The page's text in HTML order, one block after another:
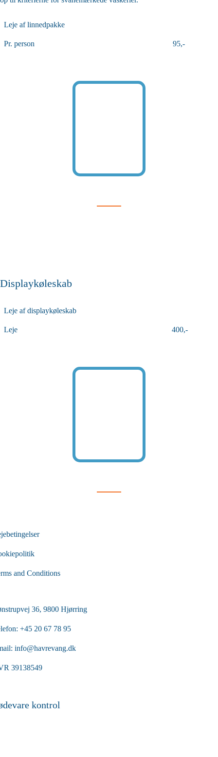
Leje af linnedpakke
Pr. person 95,-
Displaykøleskab
Leje af displaykøleskab
Leje 400,-
and Conditions
36, 9800 Hjørring
+45 20 67 78 95
info@havrevang.dk
39138549
kontrol